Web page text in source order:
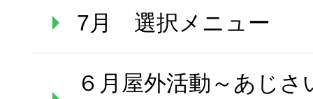
7月 選択メニュー
６月屋外活動～あじ